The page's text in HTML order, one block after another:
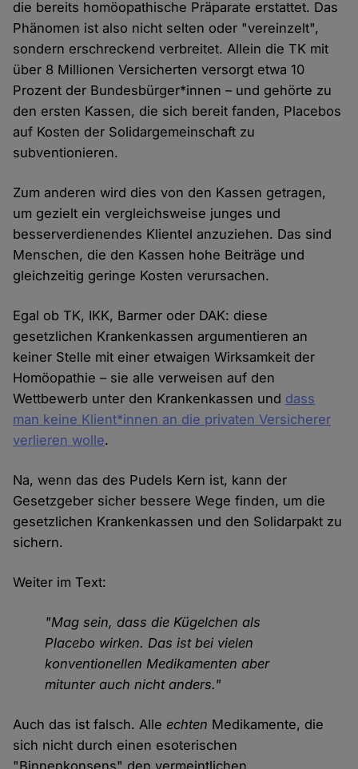
die bereits homöopathische Präparate erstattet. Das
Phänomen ist also nicht selten oder "vereinzelt",
sondern erschreckend verbreitet. Allein die TK mit
über 8 Millionen Versicherten versorgt etwa 10
Prozent der Bundesbürger*innen – und gehörte zu
den ersten Kassen, die sich bereit fanden, Placebos
auf Kosten der Solidargemeinschaft zu
subventionieren.
Zum anderen wird dies von den Kassen getragen,
um gezielt ein vergleichsweise junges und
besserverdienendes Klientel anzuziehen. Das sind
Menschen, die den Kassen hohe Beiträge und
gleichzeitig geringe Kosten verursachen.
Egal ob TK, IKK, Barmer oder DAK: diese
gesetzlichen Krankenkassen argumentieren an
keiner Stelle mit einer etwaigen Wirksamkeit der
Homöopathie – sie alle verweisen auf den
Wettbewerb unter den Krankenkassen und dass
man keine Klient*innen an die privaten Versicherer
verlieren wolle.
Na, wenn das des Pudels Kern ist, kann der
Gesetzgeber sicher bessere Wege finden, um die
gesetzlichen Krankenkassen und den Solidarpakt zu
sichern.
Weiter im Text:
"Mag sein, dass die Kügelchen als
Placebo wirken. Das ist bei vielen
konventionellen Medikamenten aber
mitunter auch nicht anders."
Auch das ist falsch. Alleechten Medikamente, die
sich nicht durch einen esoterischen